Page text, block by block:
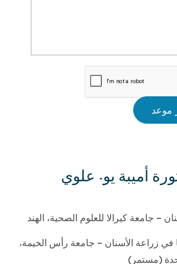
موعد
أميبة يو. علوي
– جامعة كيرالا للعلوم الصحية، الهند
في زراعة الأسنان – جامعة رأس الخيمة،
(مستمر)